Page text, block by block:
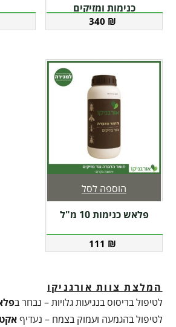
כנימות ומזיקים
340 ₪
פלאש כנימות 10 מ"ל
111 ₪
הוספה לסל
המלצת צוות אורגניקו
לטיפול בריסוס בנגיעות גלויות – נבחר ב
לטיפול בהגמעה ועמוק בצמח – נעדיף